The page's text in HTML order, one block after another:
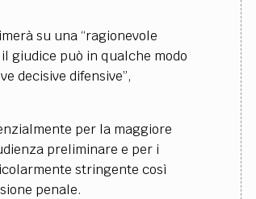
su una “ragionevole
giudice può in qualche modo
decisive difensive”,
per la maggiore
preliminare e per i
stringente così
penale.